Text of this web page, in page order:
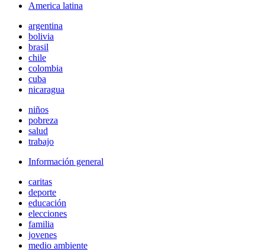
America latina
argentina
bolivia
brasil
chile
colombia
cuba
nicaragua
niños
pobreza
salud
trabajo
Información general
caritas
deporte
educación
elecciones
familia
jovenes
medio ambiente